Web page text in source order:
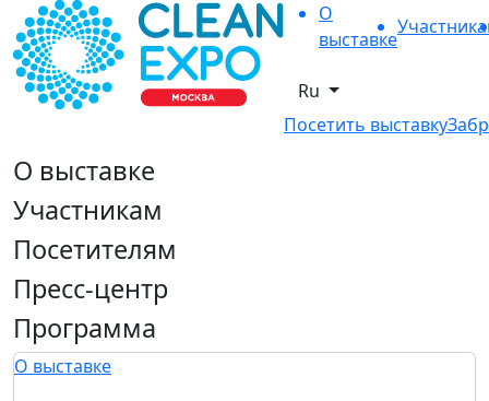
О
выставке
Ru
Посетить выставку
О выставке
Участникам
Посетителям
Пресс-центр
Программа
О выставке